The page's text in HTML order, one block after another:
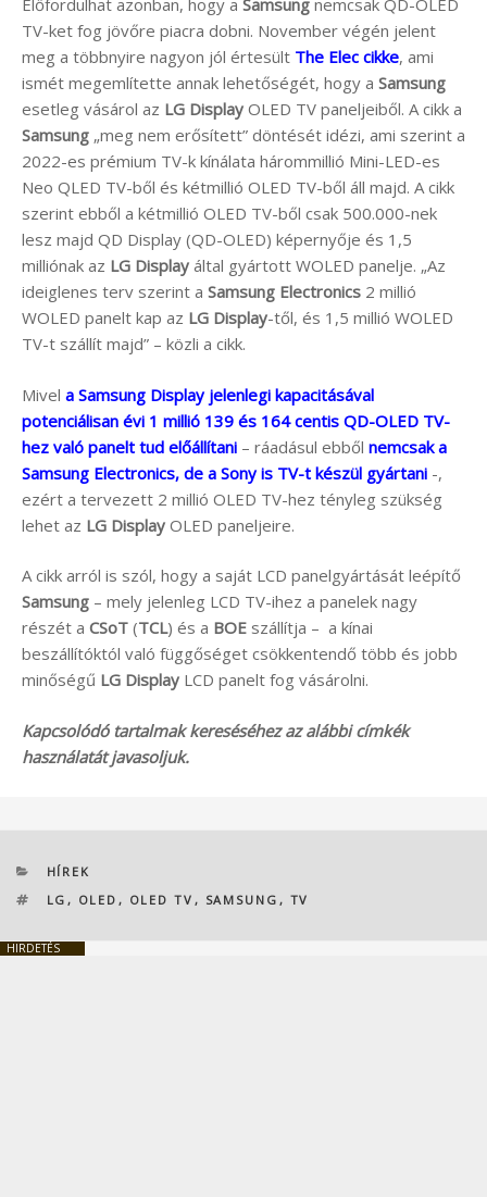
Előfordulhat azonban, hogy a Samsung nemcsak QD-OLED
TV-ket fog jövőre piacra dobni. November végén jelent
meg a többnyire nagyon jól értesült The Elec cikke, ami
ismét megemlítette annak lehetőségét, hogy a Samsung
esetleg vásárol az LG Display OLED TV paneljeiből. A cikk a
Samsung „meg nem erősített” döntését idézi, ami szerint a
2022-es prémium TV-k kínálata hárommillió Mini-LED-es
Neo QLED TV-ből és kétmillió OLED TV-ből áll majd. A cikk
szerint ebből a kétmillió OLED TV-ből csak 500.000-nek
lesz majd QD Display (QD-OLED) képernyője és 1,5
milliónak az LG Display által gyártott WOLED panelje. „Az
ideiglenes terv szerint a Samsung Electronics 2 millió
WOLED panelt kap az LG Display-től, és 1,5 millió WOLED
TV-t szállít majd” – közli a cikk.
Mivel a Samsung Display jelenlegi kapacitásával
potenciálisan évi 1 millió 139 és 164 centis QD-OLED TV-
hez való panelt tud előállítani – ráadásul ebből nemcsak a
Samsung Electronics, de a Sony is TV-t készül gyártani -,
ezért a tervezett 2 millió OLED TV-hez tényleg szükség
lehet az LG Display OLED paneljeire.
A cikk arról is szól, hogy a saját LCD panelgyártását leépítő
Samsung – mely jelenleg LCD TV-ihez a panelek nagy
részét a CSoT (TCL) és a BOE szállítja – a kínai
beszállítóktól való függőséget csökkentendő több és jobb
minőségű LG Display LCD panelt fog vásárolni.
Kapcsolódó tartalmak kereséséhez az alábbi címkék
használatát javasoljuk.
KATEGÓRIÁK
HÍREK
CÍMKÉK
LG , OLED , OLED TV , SAMSUNG , TV
HIRDETÉS